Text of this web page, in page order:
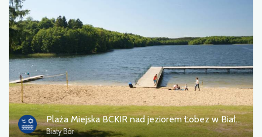
Plaża Miejska BCKIR nad jeziorem Łobez w Białym Borze
Biały Bór
Sonstiges
sortieren nach